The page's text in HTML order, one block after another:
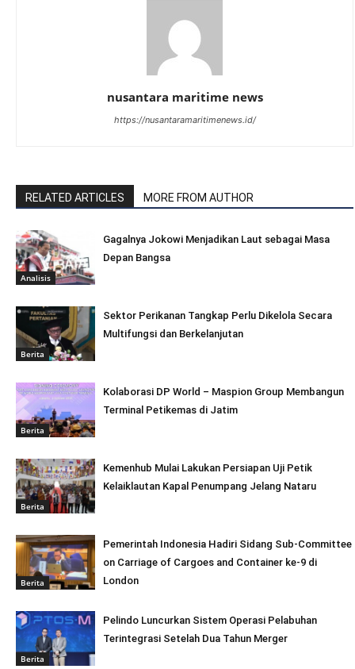
nusantara maritime news
https://nusantaramaritimenews.id/
RELATED ARTICLES MORE FROM AUTHOR
Analisis
Gagalnya Jokowi Menjadikan Laut sebagai Masa
Depan Bangsa
Berita
Sektor Perikanan Tangkap Perlu Dikelola Secara
Multifungsi dan Berkelanjutan
Berita
Kolaborasi DP World – Maspion Group Membangun
Terminal Petikemas di Jatim
Berita
Kemenhub Mulai Lakukan Persiapan Uji Petik
Kelaiklautan Kapal Penumpang Jelang Nataru
Berita
Pemerintah Indonesia Hadiri Sidang Sub-Committee
on Carriage of Cargoes and Container ke-9 di
London
Berita
Pelindo Luncurkan Sistem Operasi Pelabuhan
Terintegrasi Setelah Dua Tahun Merger